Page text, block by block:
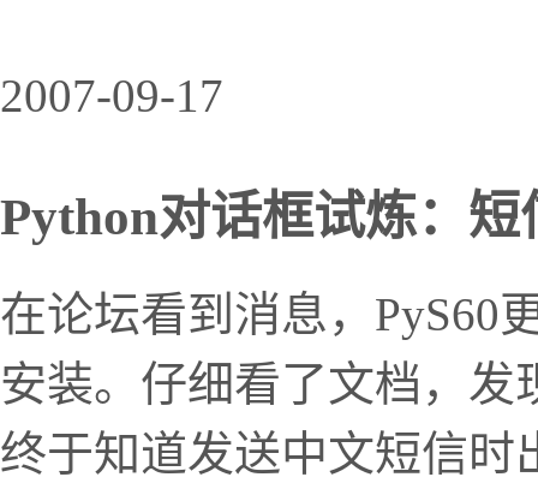
2007-09-17
Python对话框试炼：短
在论坛看到消息，PyS60
安装。仔细看了文档，发
终于知道发送中文短信时